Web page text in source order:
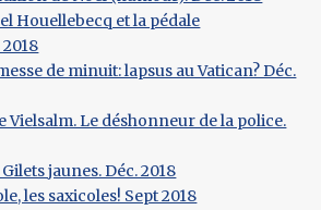
Houellebecq et la pédale
de minuit: lapsus au Vatican? Déc.
Vielsalm. Le déshonneur de la police.
jaunes. Déc. 2018
les saxicoles! Sept 2018